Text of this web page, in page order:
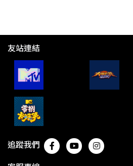
友站連結
追蹤我們